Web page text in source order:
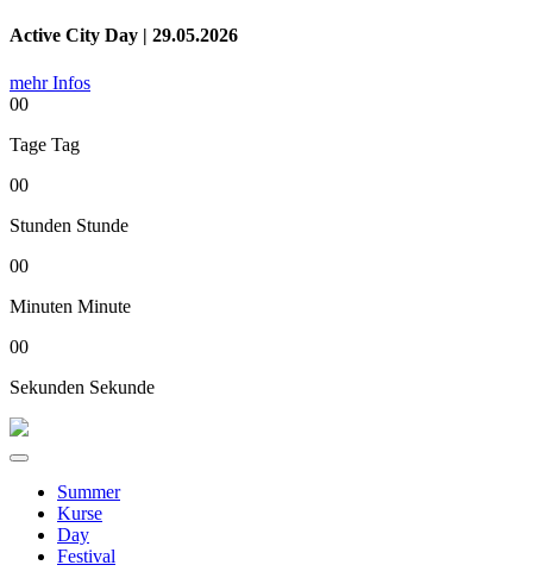
Active City Day | 29.05.2026
mehr Infos
00
Tage Tag
00
Stunden Stunde
00
Minuten Minute
00
Sekunden Sekunde
Summer
Kurse
Day
Festival